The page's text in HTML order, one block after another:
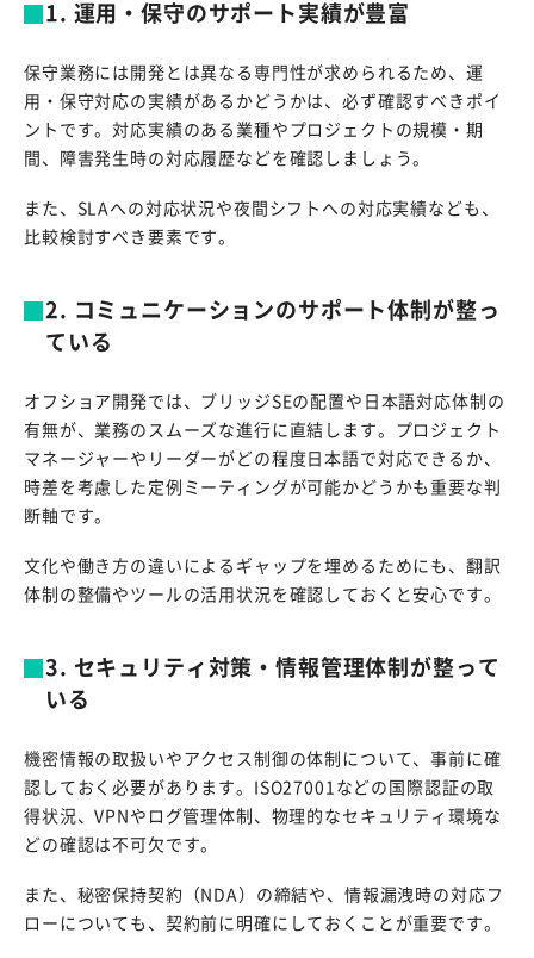
1. 運用・保守のサポート実績が豊富
保守業務には開発とは異なる専門性が求められるため、運
用・保守対応の実績があるかどうかは、必ず確認すべきポイ
ントです。対応実績のある業種やプロジェクトの規模・期
間、障害発生時の対応履歴などを確認しましょう。
また、SLAへの対応状況や夜間シフトへの対応実績なども、
比較検討すべき要素です。
2. コミュニケーションのサポート体制が整っ
ている
オフショア開発では、ブリッジSEの配置や日本語対応体制の
有無が、業務のスムーズな進行に直結します。プロジェクト
マネージャーやリーダーがどの程度日本語で対応できるか、
時差を考慮した定例ミーティングが可能かどうかも重要な判
断軸です。
文化や働き方の違いによるギャップを埋めるためにも、翻訳
体制の整備やツールの活用状況を確認しておくと安心です。
3. セキュリティ対策・情報管理体制が整って
いる
機密情報の取扱いやアクセス制御の体制について、事前に確
認しておく必要があります。ISO27001などの国際認証の取
得状況、VPNやログ管理体制、物理的なセキュリティ環境な
どの確認は不可欠です。
また、秘密保持契約（NDA）の締結や、情報漏洩時の対応フ
ローについても、契約前に明確にしておくことが重要です。